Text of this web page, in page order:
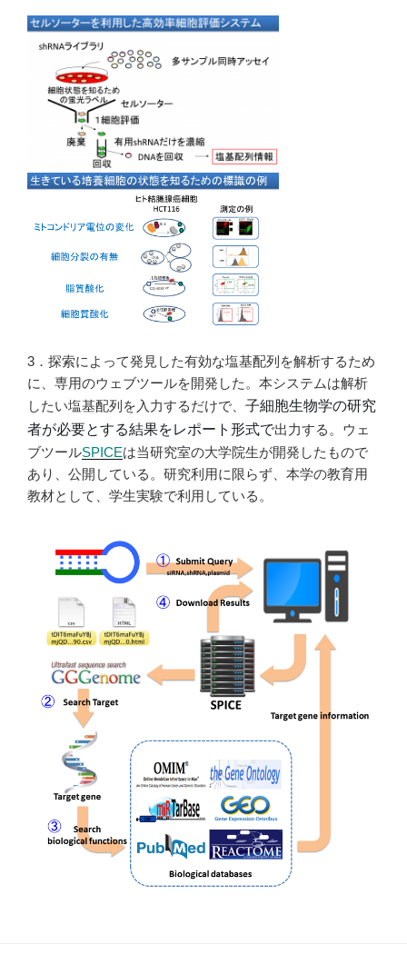
3．探索によって発見した有効な塩基配列を解析するため
に、専用のウェブツールを開発した。本システムは解析
したい塩基配列を入力するだけで、 子細胞生物学の研究
者が必要とする結果をレポート形式で出力する。ウェ
ブツールSPICEは当研究室の大学院生が開発したもので
あり、公開している。研究利用に限らず、本学の教育用
教材として、学生実験で利用している。